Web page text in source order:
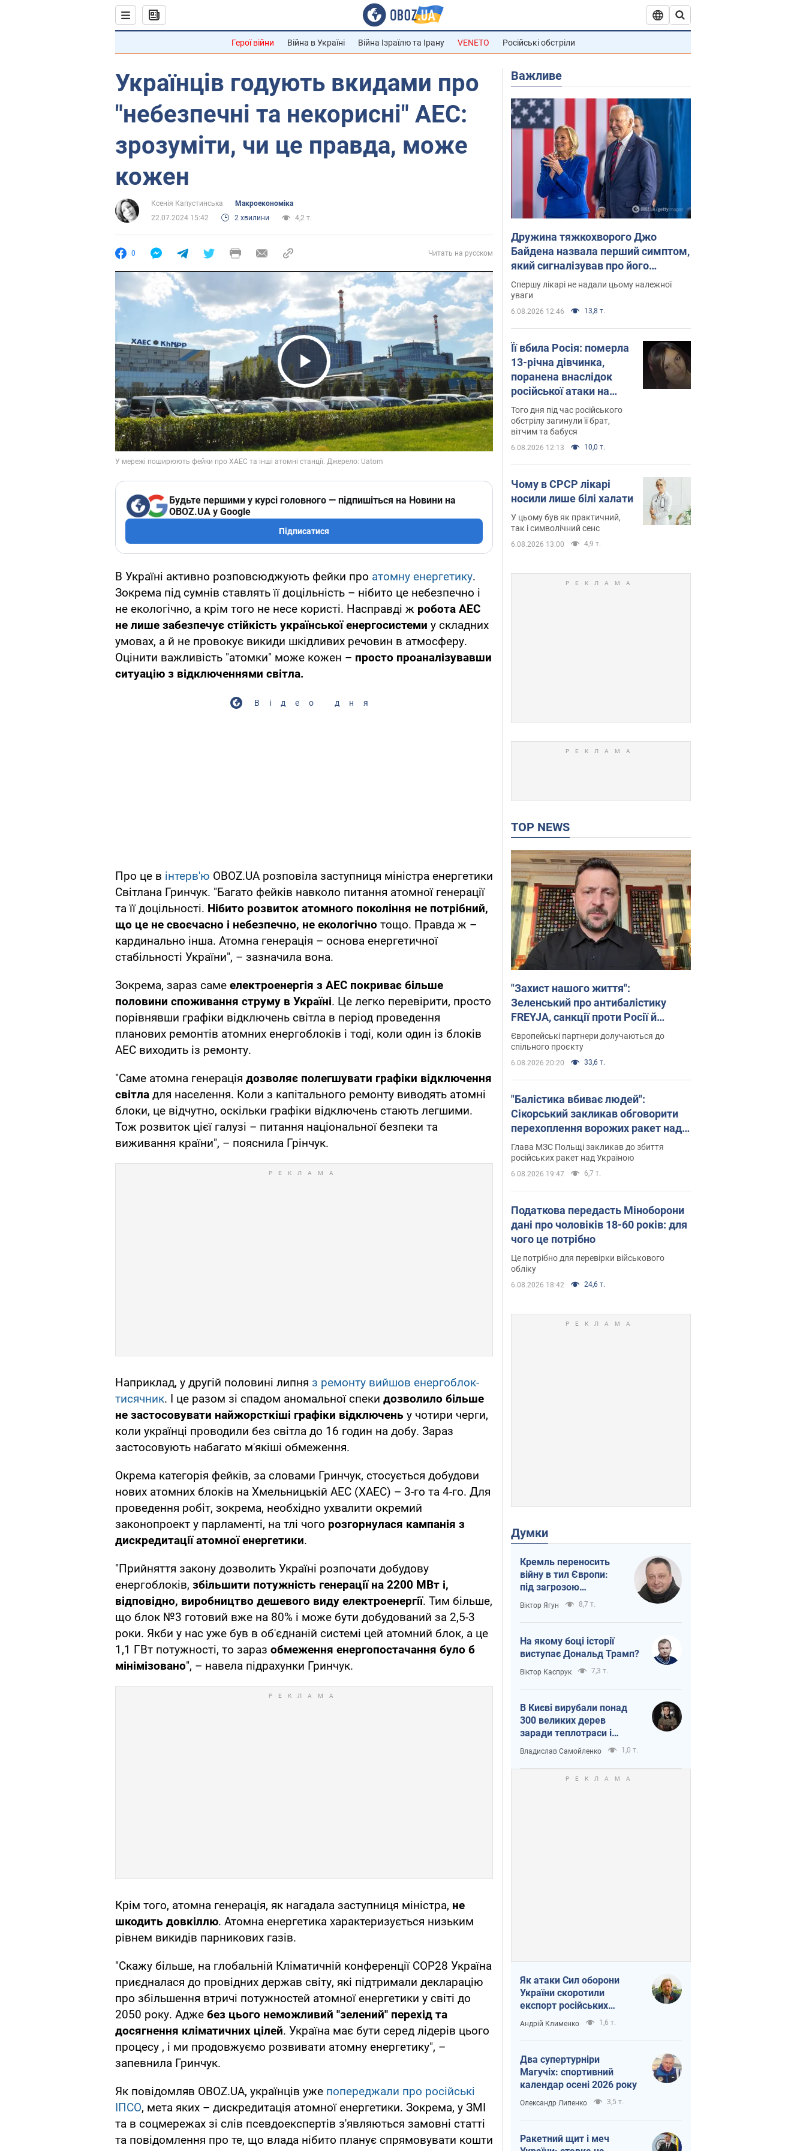
Герої війни Війна в Україні Війна Ізраїлю та Ірану VENETO Російські обстріли
Українців годують вкидами про
"небезпечні та некорисні" АЕС:
зрозуміти, чи це правда, може
кожен
Ксенія Капустинська
Mакроекономіка
22.07.2024 15:42
2 хвилини 4,2 т.
0 Читать на русском
Play Video
Будьте першими у курсі головного — підпишіться на Новини на
OBOZ.UA у Google
Підписатися
В Україні активно розповсюджують фейки про атомну енергетику.
Зокрема під сумнів ставлять її доцільність – нібито це небезпечно і
не екологічно, а крім того не несе користі. Насправді ж робота АЕС
не лише забезпечує стійкість української енергосистеми у складних
умовах, а й не провокує викиди шкідливих речовин в атмосферу.
Оцінити важливість "атомки" може кожен – просто проаналізувавши
ситуацію з відключеннями світла.
Відео дня
Про це в інтерв'ю OBOZ.UA розповіла заступниця міністра енергетики
Світлана Гринчук. "Багато фейків навколо питання атомної генерації
та її доцільності. Нібито розвиток атомного покоління не потрібний,
що це не своєчасно і небезпечно, не екологічно тощо. Правда ж –
кардинально інша. Атомна генерація – основа енергетичної
стабільності України", – зазначила вона.
Зокрема, зараз саме електроенергія з АЕС покриває більше
половини споживання струму в Україні. Це легко перевірити, просто
порівнявши графіки відключень світла в період проведення
планових ремонтів атомних енергоблоків і тоді, коли один із блоків
АЕС виходить із ремонту.
"Саме атомна генерація дозволяє полегшувати графіки відключення
світла для населення. Коли з капітального ремонту виводять атомні
блоки, це відчутно, оскільки графіки відключень стають легшими.
Тож розвиток цієї галузі – питання національної безпеки та
виживання країни", – пояснила Грінчук.
Наприклад, у другій половині липня з ремонту вийшов енергоблок-
тисячник. І це разом зі спадом аномальної спеки дозволило більше
не застосовувати найжорсткіші графіки відключень у чотири черги,
коли українці проводили без світла до 16 годин на добу. Зараз
застосовують набагато м'якіші обмеження.
Окрема категорія фейків, за словами Гринчук, стосується добудови
нових атомних блоків на Хмельницькій АЕС (ХАЕС) – 3-го та 4-го. Для
проведення робіт, зокрема, необхідно ухвалити окремий
законопроект у парламенті, на тлі чого розгорнулася кампанія з
дискредитації атомної енергетики.
"Прийняття закону дозволить Україні розпочати добудову
енергоблоків, збільшити потужність генерації на 2200 МВт і,
відповідно, виробництво дешевого виду електроенергії. Тим більше,
що блок №3 готовий вже на 80% і може бути добудований за 2,5-3
роки. Якби у нас уже був в об'єднаній системі цей атомний блок, а це
1,1 ГВт потужності, то зараз обмеження енергопостачання було б
мінімізовано", – навела підрахунки Гринчук.
Крім того, атомна генерація, як нагадала заступниця міністра, не
шкодить довкіллю. Атомна енергетика характеризується низьким
рівнем викидів парникових газів.
"Скажу більше, на глобальній Кліматичній конференції COP28 Україна
приєдналася до провідних держав світу, які підтримали декларацію
про збільшення втричі потужностей атомної енергетики у світі до
2050 року. Адже без цього неможливий "зелений" перехід та
досягнення кліматичних цілей. Україна має бути серед лідерів цього
процесу , і ми продовжуємо розвивати атомну енергетику", –
запевнила Гринчук.
Як повідомляв OBOZ.UA, українців уже попереджали про російські
ІПСО, мета яких – дискредитація атомної енергетики. Зокрема, у ЗМІ
та в соцмережах зі слів псевдоекспертів з'являються замовні статті
та повідомлення про те, що влада нібито планує спрямовувати кошти
Важливе
Дружина тяжкохворого Джо
Байдена назвала перший симптом,
який сигналізував про його
"агресивний" рак
Спершу лікарі не надали цьому належної
уваги
6.08.2026 12:46 13,8 т.
Її вбила Росія: померла
13-річна дівчинка,
поранена внаслідок
російської атаки на
Сумщину. Фото
Того дня під час російського
обстрілу загинули її брат,
вітчим та бабуся
6.08.2026 12:13 10,0 т.
Чому в СРСР лікарі
носили лише білі халати
У цьому був як практичний,
так і символічний сенс
6.08.2026 13:00 4,9 т.
TOP NEWS
"Захист нашого життя":
Зеленський про антибалістику
FREYJA, санкції проти Росії й
підтримку аграріїв. Відео
Європейські партнери долучаються до
спільного проєкту
6.08.2026 20:20 33,6 т.
"Балістика вбиває людей":
Сікорський закликав обговорити
перехоплення ворожих ракет над
Україною
Глава МЗС Польщі закликав до збиття
російських ракет над Україною
6.08.2026 19:47 6,7 т.
Податкова передасть Міноборони
дані про чоловіків 18-60 років: для
чого це потрібно
Це потрібно для перевірки військового
обліку
6.08.2026 18:42 24,6 т.
Думки
Кремль переносить
війну в тил Європи:
під загрозою
критична логістика
Віктор Ягун 8,7 т.
На якому боці історії
виступає Дональд Трамп?
Віктор Каспрук 7,3 т.
В Києві вирубали понад
300 великих дерев
заради теплотраси і
всупереч Генплану
Владислав Самойленко 1,0 т.
Як атаки Сил оборони
України скоротили
експорт російських
нафтопродуктів
Андрій Клименко 1,6 т.
Два супертурніри
Магучіх: спортивний
календар осені 2026 року
Олександр Липенко 3,5 т.
Ракетний щит і меч